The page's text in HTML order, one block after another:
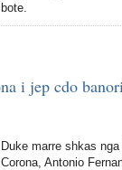
bote.
i jep cdo
Duke marre shkas
Corona, Antonio